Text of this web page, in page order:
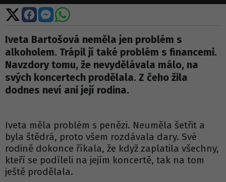
Sdílet
na
X
Sdílet
na
Facebooku
Sdílet
na
Messengeru
Sdílet
WhatsApp
Iveta Bartošová neměla jen problém s
alkoholem. Trápil jí také problém s financemi.
Navzdory tomu, že nevydělávala málo, na
svých koncertech prodělala. Z čeho žila
dodnes neví ani její rodina.
Iveta měla problém s penězi. Neuměla šetřit a
byla štědrá, proto všem rozdávala dary. Své
rodině dokonce říkala, že když zaplatila všechny,
kteří se podíleli na jejím koncertě, tak na tom
ještě prodělala.